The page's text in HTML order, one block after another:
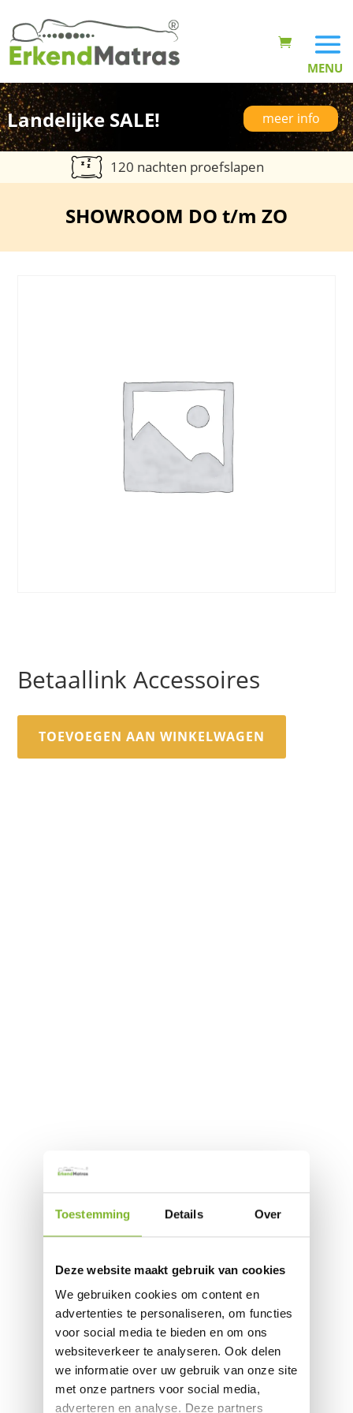
Toestemming Details Over
Deze website maakt gebruik van cookies
We gebruiken cookies om content en
advertenties te personaliseren, om functies
voor social media te bieden en om ons
websiteverkeer te analyseren. Ook delen
we informatie over uw gebruik van onze site
met onze partners voor social media,
adverteren en analyse. Deze partners
Landelijke SALE! meer info
120 nachten proefslapen
SHOWROOM DO t/m ZO
Betaallink Accessoires
TOEVOEGEN AAN WINKELWAGEN